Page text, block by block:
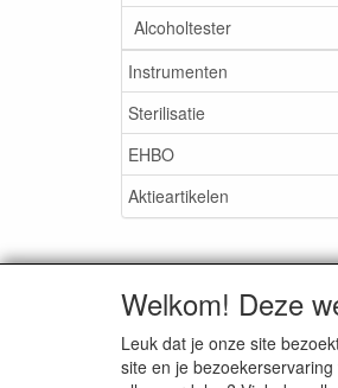
Alcoholtester
Instrumenten
Sterilisatie
EHBO
Aktieartikelen
Welkom! Deze
Leuk dat je onze site
site en je